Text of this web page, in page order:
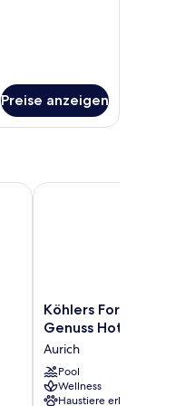
Preise anzeigen
Köhlers
Forsthaus
&
Genuss
Hotel
Köhlers Forsthaus
Genuss Hotel
Aurich
Pool
Wellness
Haustiere erlaubt
Köhlers Forsthaus